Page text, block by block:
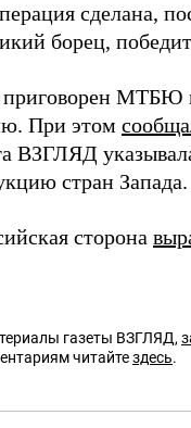
сделана,
борец,
МТБЮ
При этом
ВЗГЛЯД
стран Запада.
сторона
газеты ВЗГЛЯД,
читайтездесь.